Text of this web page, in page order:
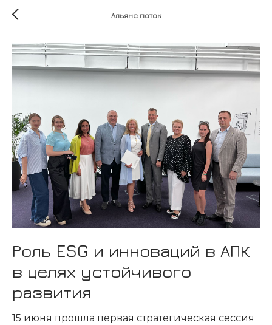
Альянс поток
Роль ESG и инноваций в АПК
в целях устойчивого
развития
15 июня прошла первая стратегическая сессия